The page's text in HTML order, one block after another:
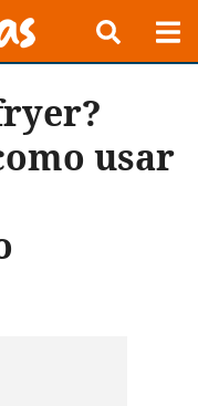
usar